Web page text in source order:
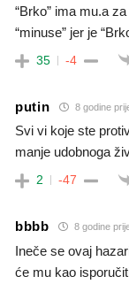
“Brko” ima mu.a
“minuse” jer je
35 -4
putin 8 godine
Svi vi koje ste
manje udobnoga
2 -47
bbbb 8 godine
Ineče se ovaj
će mu kao